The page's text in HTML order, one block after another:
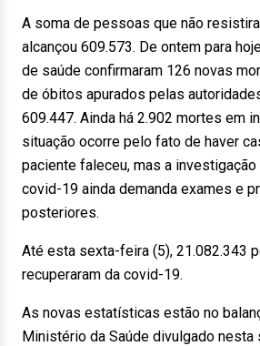
A soma de pessoas que não
alcançou 609.573. De ontem para
de saúde confirmaram 126 novas
de óbitos apurados pelas
609.447. Ainda há 2.902 mortes em
situação ocorre pelo fato de haver
paciente faleceu, mas a
covid-19 ainda demanda exames e
posteriores.
Até esta sexta-feira (5), 21.082.343
recuperaram da covid-19.
As novas estatísticas estão no
Ministério da Saúde divulgado nesta